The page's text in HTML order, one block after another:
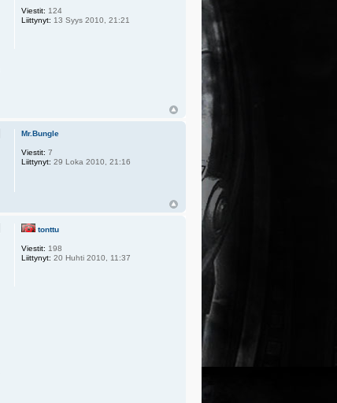
Viestit: 124
Liittynyt: 13 Syys 2010, 21:21
Mr.Bungle
Viestit: 7
Liittynyt: 29 Loka 2010, 21:16
tonttu
Viestit: 198
Liittynyt: 20 Huhti 2010, 11:37